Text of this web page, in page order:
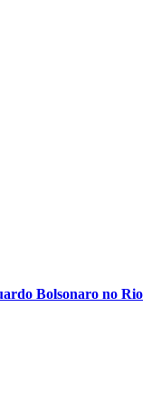
Bolsonaro no Rio